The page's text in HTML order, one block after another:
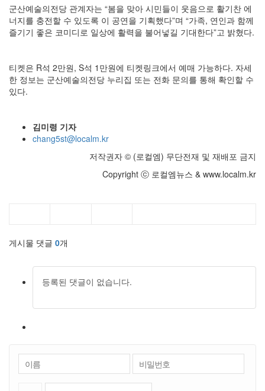
군산예술의전당 관계자는 “봄을 맞아 시민들이 웃음으로 활기찬 에
너지를 충전할 수 있도록 이 공연을 기획했다”며 “가족, 연인과 함께
즐기기 좋은 코미디로 일상에 활력을 불어넣길 기대한다”고 밝혔다.
티켓은 R석 2만원, S석 1만원에 티켓링크에서 예매 가능하다. 자세
한 정보는 군산예술의전당 누리집 또는 전화 문의를 통해 확인할 수
있다.
김미령 기자
chang5st@localm.kr
저작권자 © (로컬엠) 무단전재 및 재배포 금지
Copyright ⓒ 로컬엠뉴스 & www.localm.kr
게시물 댓글 0개
등록된 댓글이 없습니다.